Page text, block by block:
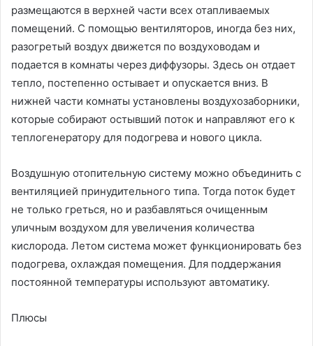
размещаются в верхней части всех отапливаемых
помещений. С помощью вентиляторов, иногда без них,
разогретый воздух движется по воздуховодам и
подается в комнаты через диффузоры. Здесь он отдает
тепло, постепенно остывает и опускается вниз. В
нижней части комнаты установлены воздухозаборники,
которые собирают остывший поток и направляют его к
теплогенератору для подогрева и нового цикла.
Воздушную отопительную систему можно объединить с
вентиляцией принудительного типа. Тогда поток будет
не только греться, но и разбавляться очищенным
уличным воздухом для увеличения количества
кислорода. Летом система может функционировать без
подогрева, охлаждая помещения. Для поддержания
постоянной температуры используют автоматику.
Плюсы